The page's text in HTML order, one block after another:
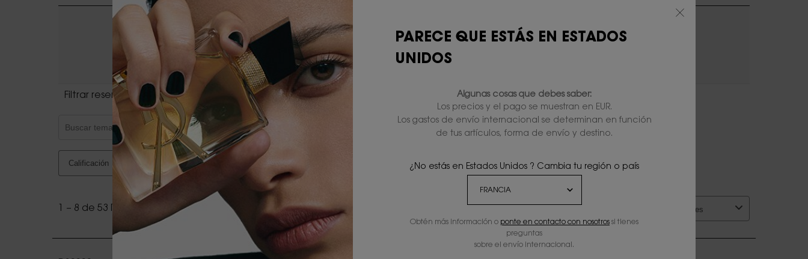
PARECE QUE ESTÁS EN ESTADOS
UNIDOS
Algunas cosas que debes saber:
Los precios y el pago se muestran en EUR.
Los gastos de envío internacional se determinan en función
de tus artículos, forma de envío y destino.
¿No estás en Estados Unidos ? Cambia tu región o país
Obtén más información o ponte en contacto con nosotros si tienes
preguntas
sobre el envío internacional.